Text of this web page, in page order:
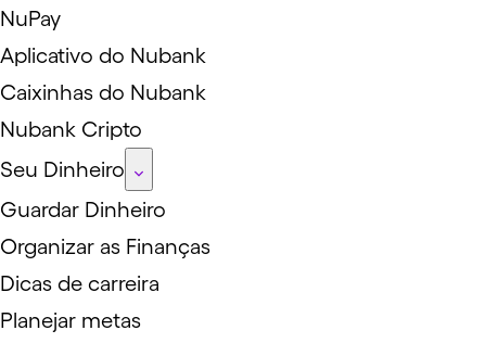
NuPay
Aplicativo do Nubank
Caixinhas do Nubank
Nubank Cripto
Seu Dinheiro
Guardar Dinheiro
Organizar as Finanças
Dicas de carreira
Planejar metas